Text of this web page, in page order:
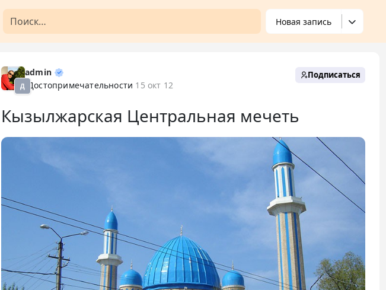
Новая запись
Д
admin
Достопримечательности 15 окт 12
Подписаться
Кызылжарская Центральная мечеть